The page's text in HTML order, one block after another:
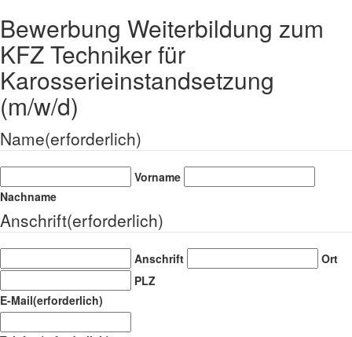
Bewerbung Weiterbildung zum
KFZ Techniker für
Karosserieinstandsetzung
(m/w/d)
Name(erforderlich)
Vorname
Nachname
Anschrift(erforderlich)
Anschrift
Ort
PLZ
E-Mail(erforderlich)